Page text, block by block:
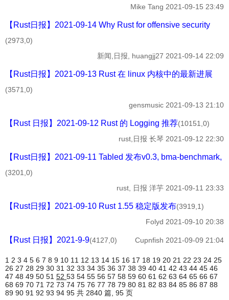
Mike Tang 2021-09-15 23:49
【Rust日报】2021-09-14 Why Rust for offensive security
(2973,0)
新闻,日报,
huangjj27 2021-09-14 22:09
【Rust日报】2021-09-13 Rust 在 linux 内核中的最新进展
(3571,0)
gensmusic 2021-09-13 21:10
【Rust 日报】2021-09-12 Rust 的 Logging 推荐(10151,0)
rust,日报 长琴 2021-09-12 22:30
【Rust日报】2021-09-11 Tabled 发布v0.3, bma-benchmark,
(3201,0)
rust, 日报 洋芋 2021-09-11 23:33
【Rust日报】2021-09-10 Rust 1.55 稳定版发布(3919,1)
Folyd 2021-09-10 20:38
【Rust 日报】2021-9-9(4127,0) Cupnfish 2021-09-09 21:04
1 2 3 4 5 6 7 8 9 10 11 12 13 14 15 16 17 18 19 20 21 22 23 24 25
26 27 28 29 30 31 32 33 34 35 36 37 38 39 40 41 42 43 44 45 46
47 48 49 50 51 52 53 54 55 56 57 58 59 60 61 62 63 64 65 66 67
68 69 70 71 72 73 74 75 76 77 78 79 80 81 82 83 84 85 86 87 88
89 90 91 92 93 94 95 共 2840 篇, 95 页